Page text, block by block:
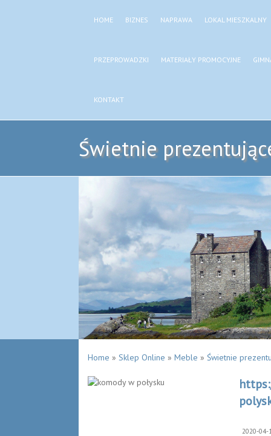
HOME BIZNES NAPRAWA LOKAL MIESZKALNY
PRZEPROWADZKI MATERIAŁY PROMOCYJNE
KONTAKT
Świetnie
Home » Sklep Online » Meble » Świetnie
2020-04-